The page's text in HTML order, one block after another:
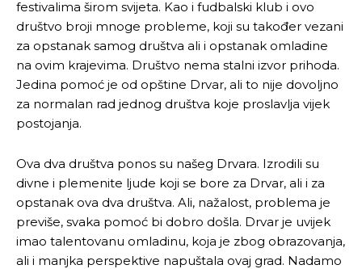
festivalima širom svijeta. Kao i fudbalski klub i ovo
društvo broji mnoge probleme, koji su također vezani
za opstanak samog društva ali i opstanak omladine
na ovim krajevima. Društvo nema stalni izvor prihoda.
Jedina pomoć je od opštine Drvar, ali to nije dovoljno
za normalan rad jednog društva koje proslavlja vijek
postojanja.
Ova dva društva ponos su našeg Drvara. Izrodili su
divne i plemenite ljude koji se bore za Drvar, ali i za
opstanak ova dva društva. Ali, nažalost, problema je
previše, svaka pomoć bi dobro došla. Drvar je uvijek
imao talentovanu omladinu, koja je zbog obrazovanja,
ali i manjka perspektive napuštala ovaj grad. Nadamo